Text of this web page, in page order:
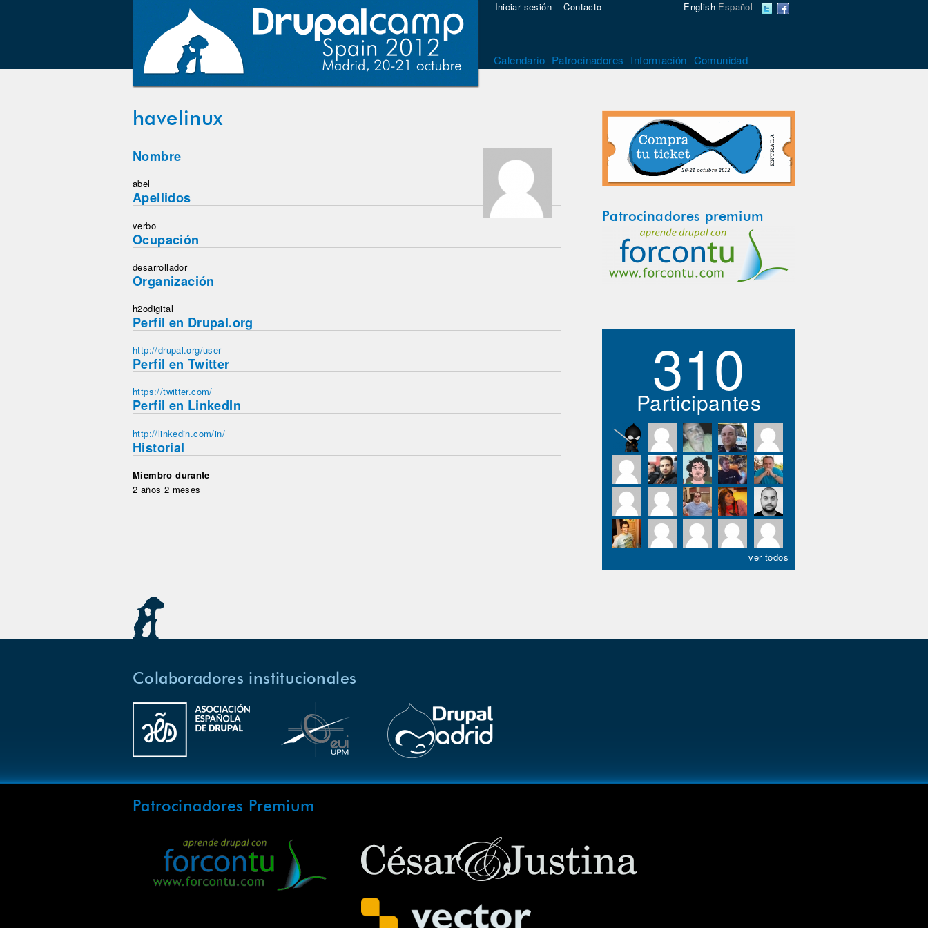
English Español
Iniciar sesión Contacto
Calendario Patrocinadores Información Comunidad
havelinux
Nombre
abel
Apellidos
verbo
Ocupación
desarrollador
Organización
h2odigital
Perfil en Drupal.org
http://drupal.org/user
Perfil en Twitter
https://twitter.com/
Perfil en LinkedIn
http://linkedin.com/in/
Historial
Miembro durante
2 años 2 meses
Patrocinadores premium
310
Participantes
ver todos
Colaboradores institucionales
Patrocinadores Premium